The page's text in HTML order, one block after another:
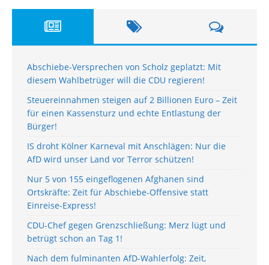
Abschiebe-Versprechen von Scholz geplatzt: Mit
diesem Wahlbetrüger will die CDU regieren!
Steuereinnahmen steigen auf 2 Billionen Euro – Zeit
für einen Kassensturz und echte Entlastung der
Bürger!
IS droht Kölner Karneval mit Anschlägen: Nur die
AfD wird unser Land vor Terror schützen!
Nur 5 von 155 eingeflogenen Afghanen sind
Ortskräfte: Zeit für Abschiebe-Offensive statt
Einreise-Express!
CDU-Chef gegen Grenzschließung: Merz lügt und
betrügt schon an Tag 1!
Nach dem fulminanten AfD-Wahlerfolg: Zeit,
Cookie-Details Datenschutzerklärung Impressum